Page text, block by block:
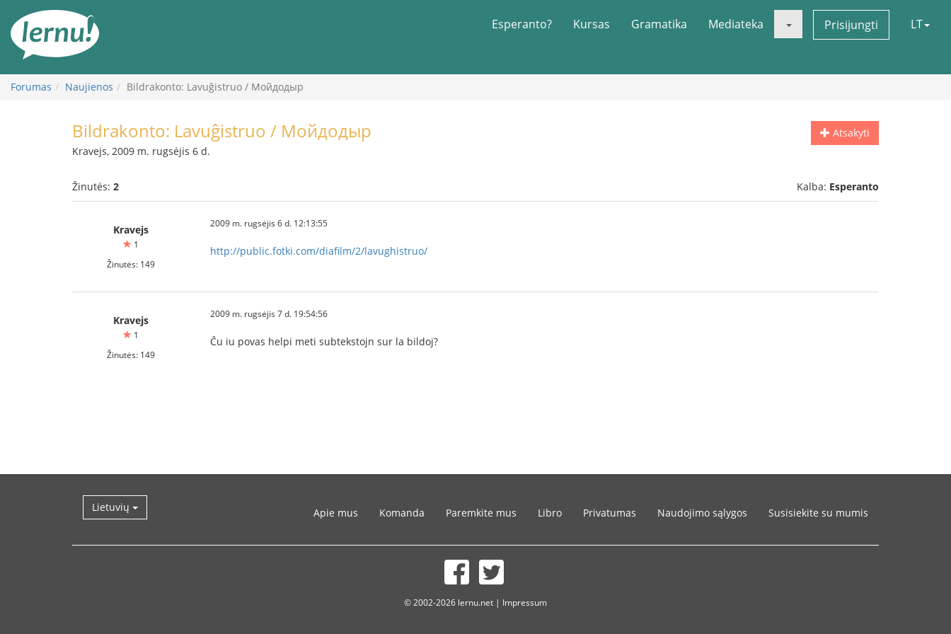
turinį
Esperanto? Kursas Gramatika Mediateka Prisijungti LT
Forumas Naujienos Bildrakonto: Lavuĝistruo / Мойдодыр
Atsakyti
Bildrakonto: Lavuĝistruo / Мойдодыр
Kravejs, 2009 m. rugsėjis 6 d.
Žinutės: 2 Kalba: Esperanto
Kravejs
1
Žinutės: 149
2009 m. rugsėjis 6 d. 12:13:55
http://public.fotki.com/diafilm/2/lavughistruo/
Kravejs
1
Žinutės: 149
2009 m. rugsėjis 7 d. 19:54:56
Ĉu iu povas helpi meti subtekstojn sur la bildoj?
Lietuvių Apie mus Komanda Paremkite mus Libro Privatumas Naudojimo sąlygos Susisiekite su mumis
© 2002-2026 lernu.net | Impressum